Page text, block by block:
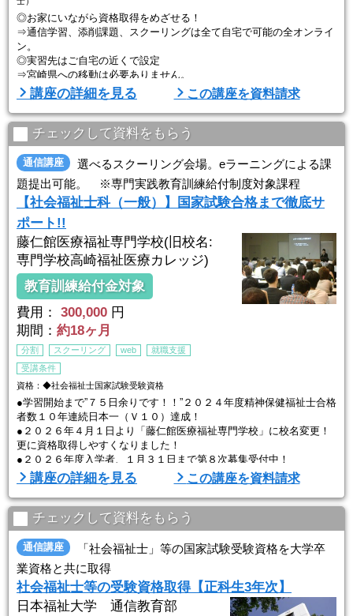
◎お家にいながら資格取得をめざせる！
⇒通信学習、添削課題、スクーリングは全て自宅で可能の全オンライ
ン。
◎実習先はご自宅の近くで設定
⇒宮崎県への移動は必要ありません。
社会福祉士は、福祉に関するさまざまな相談に応じて各種制度や施設
利用方法などのアドバイス、臨床心理の知識や技能を活用した心のケ
アをおこないます。
本学では、「福祉学」とそれに深く関連する「心理学」を同時に学ぶ
ことができ、みなさんのスタイルに合わせて専門的な学習ができる環
境を用意しています。
科目ごとに、テキスト科目、メディア ...
講座の詳細を見る この講座を資料請求
チェックして資料をもらう
通信講座
選べるスクーリング会場。eラーニングによる課
題提出可能。 ※専門実践教育訓練給付制度対象課程
【社会福祉士科（一般）】国家試験合格まで徹底サ
ポート!!
藤仁館医療福祉専門学校(旧校名:
専門学校高崎福祉医療カレッジ)
教育訓練給付金対象
費用：
300,000 円
期間： 約18ヶ月
分割 スクーリング web
就職支援
受講条件
資格：◆社会福祉士国家試験受験資格
●学習開始まで”７５日余りです！！”２０２４年度精神保健福祉士合格
者数１０年連続日本一（Ｖ１０）達成！
●２０２６年４月１日より「藤仁館医療福祉専門学校」に校名変更！
更に資格取得しやすくなりました！
●２０２６年度入学者、１月３１日まで第８次募集受付中！
●募集エリア拡大（富山・石川・静岡・愛知）。
●専門実践教育訓練給付制度の検討者は、学習開始前にハローワーク
での手続きの完了が必須です。１月内には手続きを済ませましょ
う！！
●当校には専任のキャリアコンサルタントがおり、専門実践教育訓練
給付金の ...
講座の詳細を見る この講座を資料請求
チェックして資料をもらう
通信講座
「社会福祉士」等の国家試験受験資格を大学卒
業資格と共に取得
社会福祉士等の受験資格取得【正科生3年次】
日本福祉大学 通信教育部